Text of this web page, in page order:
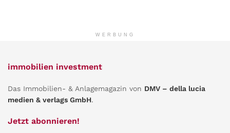
WERBUNG
immobilien investment
Das Immobilien- & Anlagemagazin von DMV – della lucia
medien & verlags GmbH.
Jetzt abonnieren!